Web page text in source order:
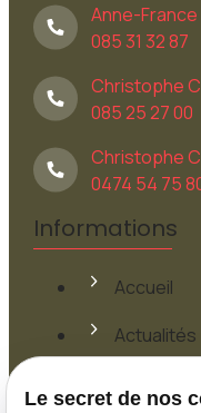
Anne-France
085 31 32 87
Christophe
085 25 27 00
Christophe
0474 54 75
Informations
Accueil
Actualités
Le secret de nos